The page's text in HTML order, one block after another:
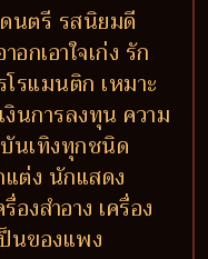
นตรี รสนิยมดี
กเอาใจเก่ง รัก
รแมนติก เหมาะ
นการลงทุน ความ
นเทิงทุกชนิด
ต่ง นักแสดง
งสำอาง เครื่อง
นของแพง